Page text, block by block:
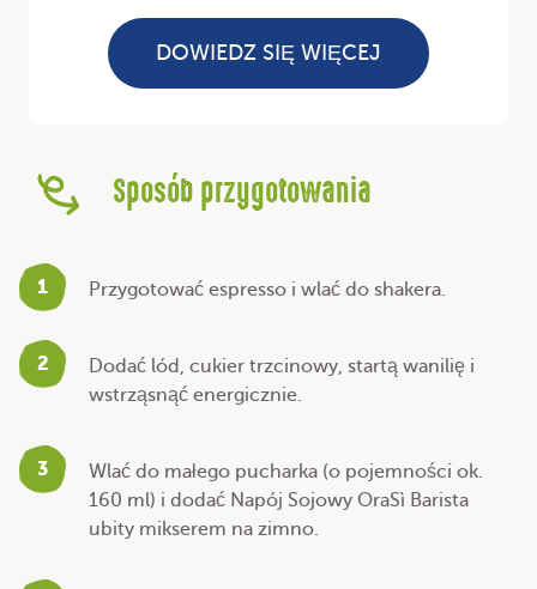
DOWIEDZ SIĘ WIĘCEJ
Sposób przygotowania
1 Przygotować espresso i wlać do shakera.
2
Dodać lód, cukier trzcinowy, startą wanilię i
wstrząsnąć energicznie.
3
Wlać do małego pucharka (o pojemności ok.
160 ml) i dodać Napój Sojowy OraSì Barista
ubity mikserem na zimno.